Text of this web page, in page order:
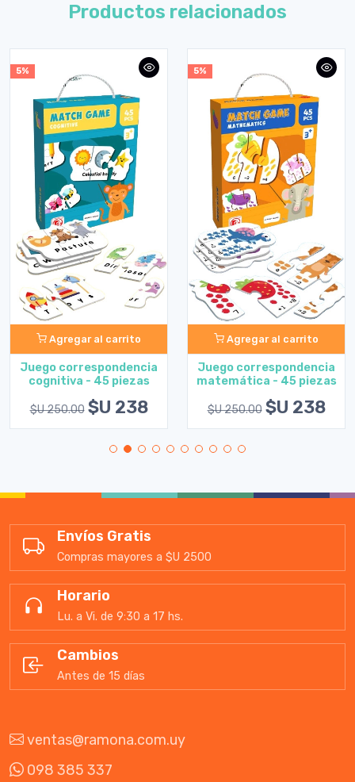
Productos relacionados
5%
Agregar al carrito
Juego correspondencia
cognitiva - 45 piezas
$U 250.00 $U 238
5%
Agregar al carrito
Juego correspondencia
matemática - 45 piezas
$U 250.00 $U 238
Envíos Gratis
Compras mayores a $U 2500
Horario
Lu. a Vi. de 9:30 a 17 hs.
Cambios
Antes de 15 días
ventas@ramona.com.uy
098 385 337